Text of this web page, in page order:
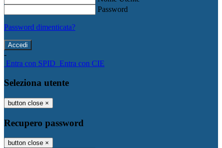
Password
Password dimenticata?
-
Entra con SPID Entra con CIE
Seleziona utente
button close ×
Recupero password
button close ×